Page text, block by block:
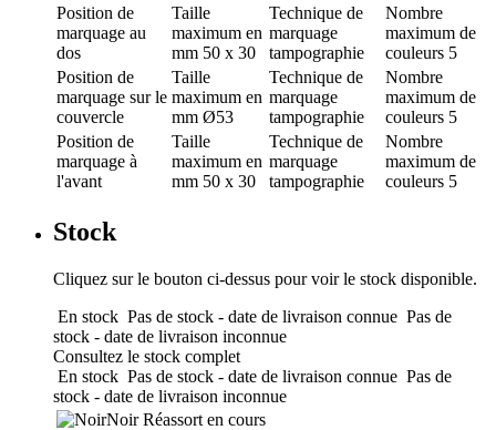
Position de
marquage au
dos
Taille
maximum en
mm 50 x 30
Technique de
marquage
tampographie
Nombre
maximum de
couleurs 5
Position de
marquage sur le
couvercle
Taille
maximum en
mm Ø53
Technique de
marquage
tampographie
Nombre
maximum de
couleurs 5
Position de
marquage à
l'avant
Taille
maximum en
mm 50 x 30
Technique de
marquage
tampographie
Nombre
maximum de
couleurs 5
Stock
Cliquez sur le bouton ci-dessus pour voir le stock disponible.
En stock Pas de stock - date de livraison connue Pas de
stock - date de livraison inconnue
Consultez le stock complet
En stock Pas de stock - date de livraison connue Pas de
stock - date de livraison inconnue
Noir Réassort en cours